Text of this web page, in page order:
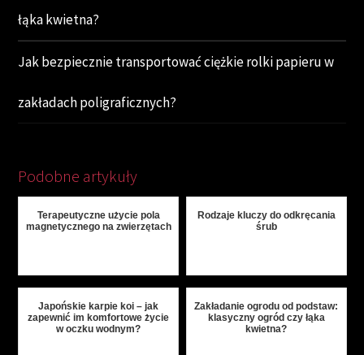
łąka kwietna?
Jak bezpiecznie transportować ciężkie rolki papieru w
zakładach poligraficznych?
Podobne artykuły
Terapeutyczne użycie pola
magnetycznego na zwierzętach
Rodzaje kluczy do odkręcania
śrub
Japońskie karpie koi – jak
zapewnić im komfortowe życie
w oczku wodnym?
Zakładanie ogrodu od podstaw:
klasyczny ogród czy łąka
kwietna?